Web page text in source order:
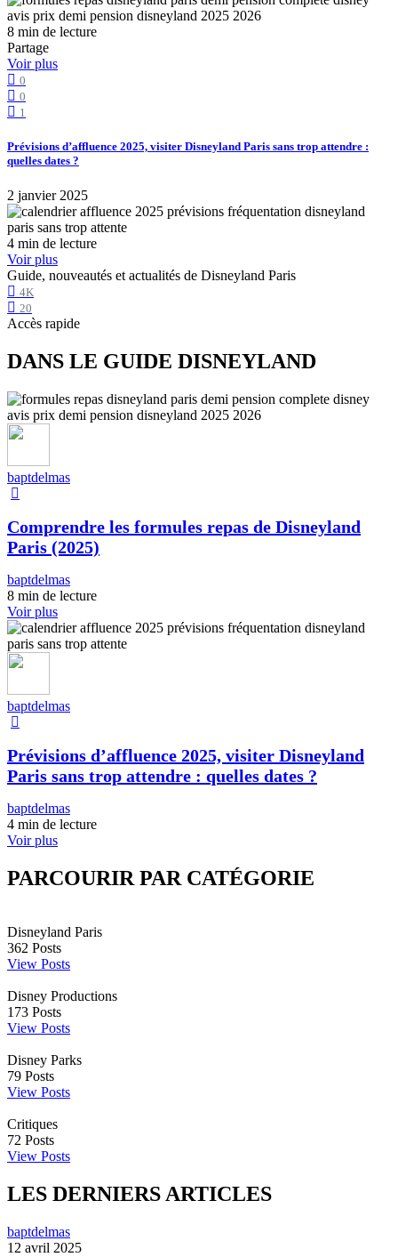
8 min de lecture
Partage
Voir plus
0
0
1
Prévisions d’affluence 2025, visiter Disneyland Paris sans trop attendre :
quelles dates ?
2 janvier 2025
4 min de lecture
Voir plus
Guide, nouveautés et actualités de Disneyland Paris
4K
20
Accès rapide
DANS LE GUIDE DISNEYLAND
baptdelmas
Comprendre les formules repas de Disneyland
Paris (2025)
baptdelmas
8 min de lecture
Voir plus
baptdelmas
Prévisions d’affluence 2025, visiter Disneyland
Paris sans trop attendre : quelles dates ?
baptdelmas
4 min de lecture
Voir plus
PARCOURIR PAR CATÉGORIE
Disneyland Paris
362 Posts
View Posts
Disney Productions
173 Posts
View Posts
Disney Parks
79 Posts
View Posts
Critiques
72 Posts
View Posts
LES DERNIERS ARTICLES
baptdelmas
12 avril 2025